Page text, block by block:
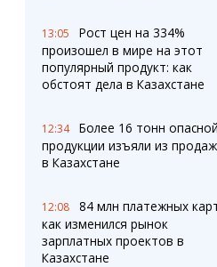
13:05
Рост цен на 334%
произошел в мире на этот
популярный продукт: как
обстоят дела в Казахстане
12:34
Более 16 тонн опасной
продукции изъяли из
в Казахстане
12:08
84 млн платежных
как изменился рынок
зарплатных проектов в
Казахстане